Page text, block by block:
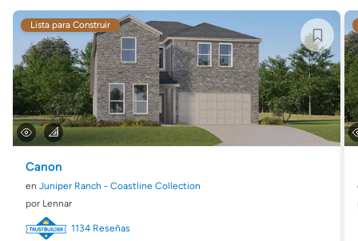
Lista para Construir
Canon
en Juniper Ranch - Coastline Collection
por Lennar
1134 Reseñas